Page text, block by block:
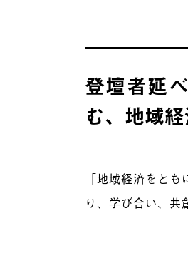
登壇者延
む、地域
「地域経済をと
り、学び合い、共